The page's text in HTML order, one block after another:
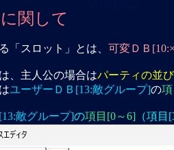
関して
「スロット」とは、 可変ＤＢ
、主人公の場合はパーティの並
ユーザーＤＢ[13:敵グループ]の
敵グループ]の項目[0～6]（項目